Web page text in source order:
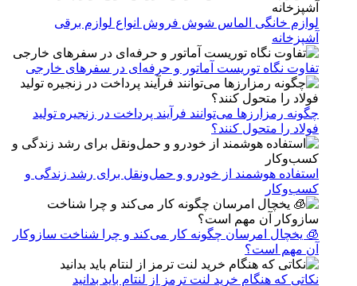
لوازم خانگی الماس شوش فروش انواع لوازم برقی
آشپزخانه
تفاوت نگاه توریست آماتور و حرفه‌ای در سفرهای خارجی
چگونه رمزارزها می‌توانند فرآیند پرداخت در زنجیره تولید
فولاد را متحول کنند؟
استفاده هوشمند از خودرو و حمل‌ونقل برای رشد زندگی و
کسب‌وکار
🧊 یخچال امرسان چگونه کار می‌کند و چرا شناخت سازوکار
آن مهم است؟
نکاتی که هنگام خرید لنت ترمز از لنتام باید بدانید